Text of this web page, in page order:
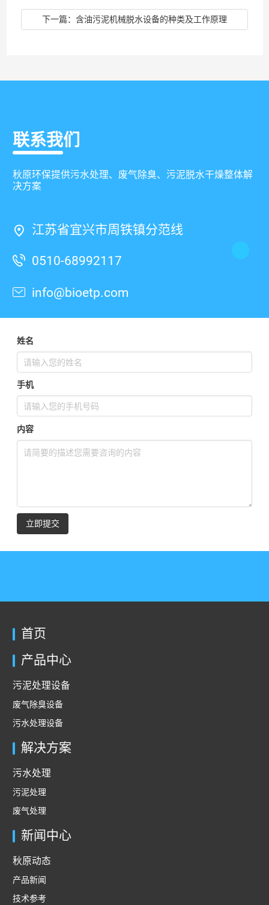
下一篇： 含油污泥机械脱水设备的种类及工作原理
联系我们
秋原环保提供污水处理、废气除臭、污泥脱水干燥整体解
决方案
江苏省宜兴市周铁镇分范线
0510-68992117
info@bioetp.com
姓名
手机
内容
立即提交
首页
产品中心
污泥处理设备
废气除臭设备
污水处理设备
解决方案
污水处理
污泥处理
废气处理
新闻中心
秋原动态
产品新闻
技术参考